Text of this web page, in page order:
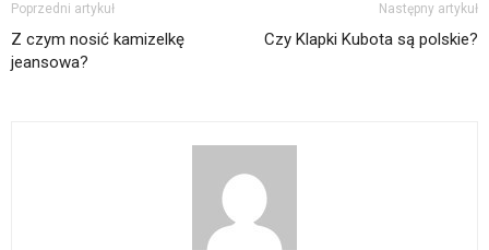
Poprzedni artykuł
Z czym nosić kamizelkę
jeansowa?
Następny artykuł
Czy Klapki Kubota są polskie?